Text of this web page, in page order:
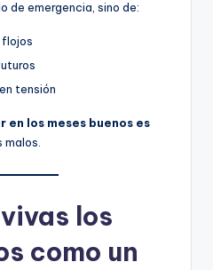
de emergencia, sino de:
flojos
tensión
en los meses buenos es
los
como un